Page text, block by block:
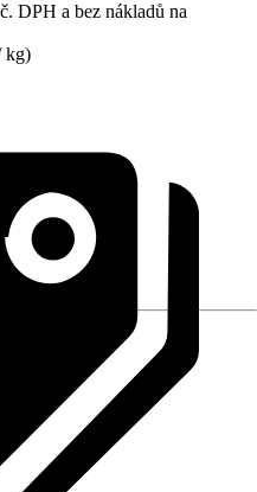
DPH a bez nákladů na
kg)